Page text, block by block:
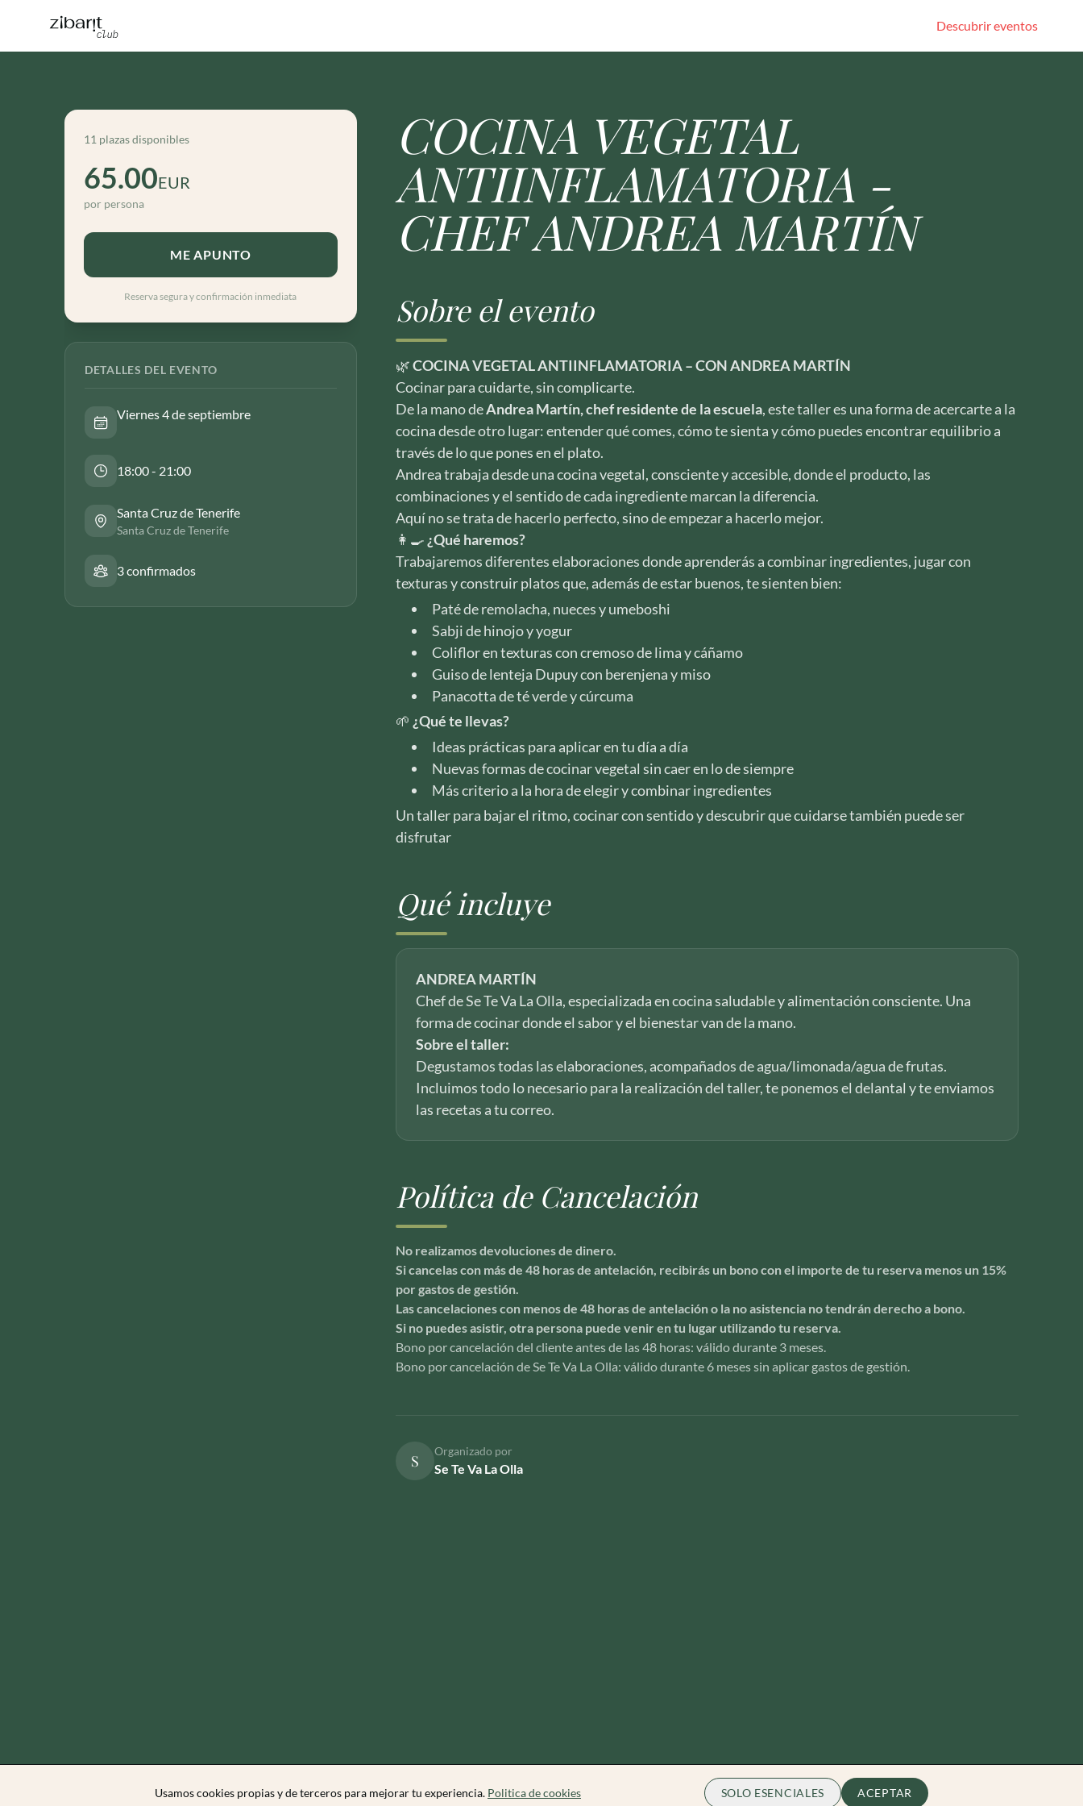
Descubrir eventos
11 plazas disponibles
65.00EUR
por persona
ME APUNTO
Reserva segura y confirmación inmediata
DETALLES DEL EVENTO
Viernes 4 de septiembre
18:00 - 21:00
Santa Cruz de Tenerife
Santa Cruz de Tenerife
3 confirmados
COCINA VEGETAL
ANTIINFLAMATORIA -
CHEF ANDREA MARTÍN
Sobre el evento
🌿COCINA VEGETAL ANTIINFLAMATORIA – CON ANDREA MARTÍN
Cocinar para cuidarte, sin complicarte.
De la mano deAndrea Martín, chef residente de la escuela, este taller es una forma de acercarte a la
cocina desde otro lugar: entender qué comes, cómo te sienta y cómo puedes encontrar equilibrio a
través de lo que pones en el plato.
Andrea trabaja desde una cocina vegetal, consciente y accesible, donde el producto, las
combinaciones y el sentido de cada ingrediente marcan la diferencia.
Aquí no se trata de hacerlo perfecto, sino de empezar a hacerlo mejor.
👩‍🍳 ¿Qué haremos?
Trabajaremos diferentes elaboraciones donde aprenderás a combinar ingredientes, jugar con
texturas y construir platos que, además de estar buenos, te sienten bien:
Paté de remolacha, nueces y umeboshi
Sabji de hinojo y yogur
Coliflor en texturas con cremoso de lima y cáñamo
Guiso de lenteja Dupuy con berenjena y miso
Panacotta de té verde y cúrcuma
🌱 ¿Qué te llevas?
Ideas prácticas para aplicar en tu día a día
Nuevas formas de cocinar vegetal sin caer en lo de siempre
Más criterio a la hora de elegir y combinar ingredientes
Un taller para bajar el ritmo, cocinar con sentido y descubrir que cuidarse también puede ser
disfrutar
Qué incluye
ANDREA MARTÍN
Chef de Se Te Va La Olla, especializada en cocina saludable y alimentación consciente. Una
forma de cocinar donde el sabor y el bienestar van de la mano.
Sobre el taller:
Degustamos todas las elaboraciones, acompañados de agua/limonada/agua de frutas.
Incluimos todo lo necesario para la realización del taller, te ponemos el delantal y te enviamos
las recetas a tu correo.
Política de Cancelación
No realizamos devoluciones de dinero.
Si cancelas con más de 48 horas de antelación, recibirás un bono con el importe de tu reserva menos un 15%
por gastos de gestión.
Las cancelaciones con menos de 48 horas de antelación o la no asistencia no tendrán derecho a bono.
Si no puedes asistir, otra persona puede venir en tu lugar utilizando tu reserva.
Bono por cancelación del cliente antes de las 48 horas: válido durante 3 meses.
Bono por cancelación de Se Te Va La Olla: válido durante 6 meses sin aplicar gastos de gestión.
S
Organizado por
Se Te Va La Olla
Usamos cookies propias y de terceros para mejorar tu experiencia. Politica de cookies SOLO ESENCIALES ACEPTAR